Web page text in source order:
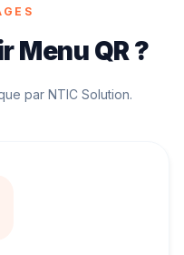
Menu QR ?
par NTIC Solution.